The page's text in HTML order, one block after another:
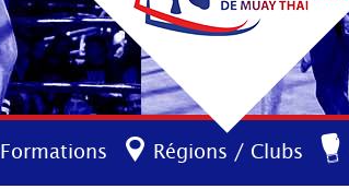
Formations Régions / Clubs